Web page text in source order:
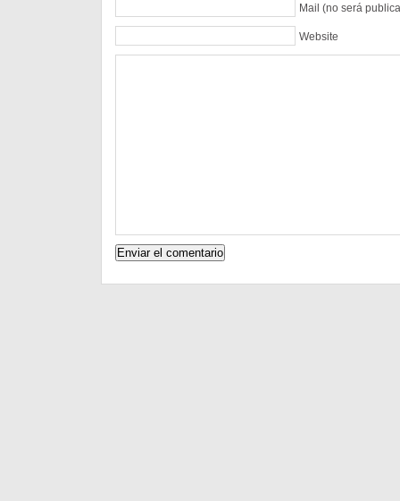
Mail (no será
Website